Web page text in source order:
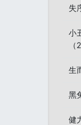
失
小
生
黑
健